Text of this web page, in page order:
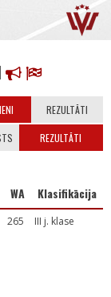
REZULTĀTI
REZULTĀTI
WA Klasifikācija
265 III j. klase